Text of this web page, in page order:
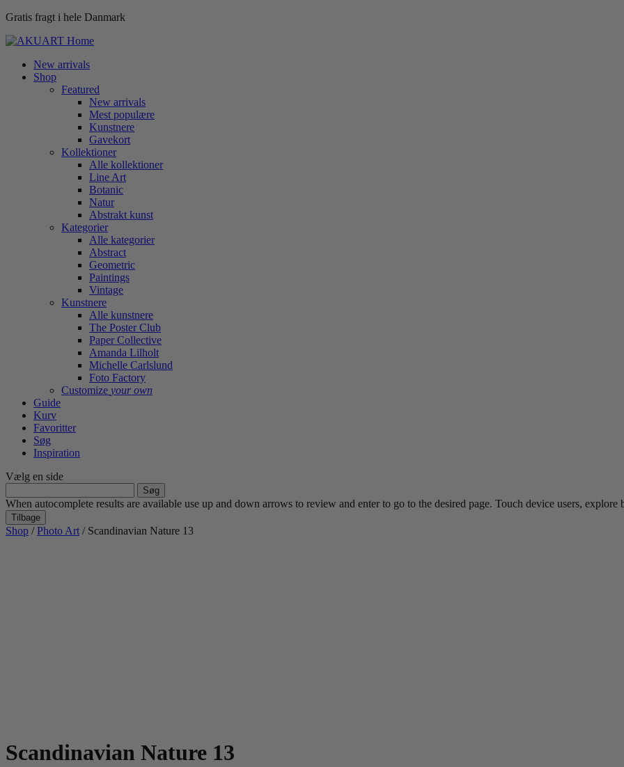
Gratis fragt i hele Danmark
New arrivals
Shop
Featured
New arrivals
Mest populære
Kunstnere
Gavekort
Kollektioner
Alle kollektioner
Line Art
Botanic
Natur
Abstrakt kunst
Kategorier
Alle kategorier
Abstract
Geometric
Paintings
Vintage
Kunstnere
Alle kunstnere
The Poster Club
Paper Collective
Amanda Lilholt
Michelle Carlslund
Foto Factory
Customize your own
Guide
Kurv
Favoritter
Søg
Inspiration
Vælg en side
efter:
When autocomplete results are available use up and down arrows to review and enter to go to the desired page. Touch device users,
Tilbage
Shop /Photo Art / Scandinavian Nature 13
Scandinavian Nature 13